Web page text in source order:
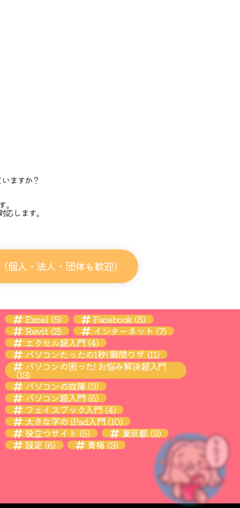
ますか？
します。
個人・法人・団体も歓迎）
Excel(5) Facebook(8)
Revit(2) インターネット(7)
エクセル超入門(4)
パソコンたったの1秒! 瞬間ワザ(11)
パソコンの困った! お悩み解決超入門
(13)
パソコンの故障(3)
パソコン超入門(6)
フェイスブック入門(4)
大きな字の iPad入門(10)
役立つサイト(5) 東京都(3)
設定(6) 青梅(3)